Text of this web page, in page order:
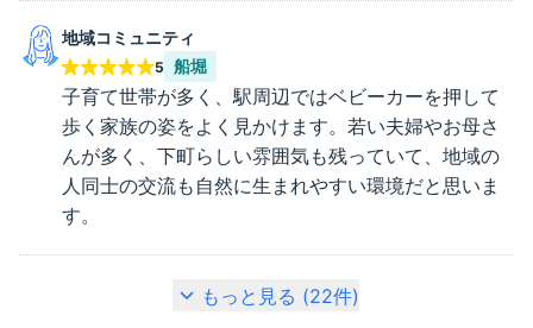
地域コミュニティ
5 船堀
子育て世帯が多く、駅周辺ではベビーカーを押して
歩く家族の姿をよく見かけます。若い夫婦やお母さ
んが多く、下町らしい雰囲気も残っていて、地域の
人同士の交流も自然に生まれやすい環境だと思いま
す。
もっと見る (22件)